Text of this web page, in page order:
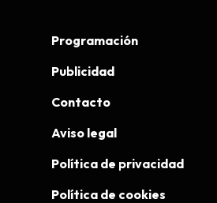
Programación
Publicidad
Contacto
Aviso legal
Política de privacidad
Política de cookies